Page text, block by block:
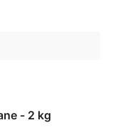
Soft Hühnchen mit Banane - 2 kg